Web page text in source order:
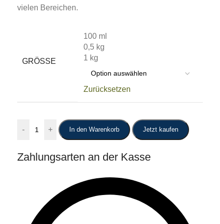
vielen Bereichen.
GRÖSSE
100 ml
0,5 kg
1 kg
Zurücksetzen
- + In den Warenkorb Jetzt kaufen
Zahlungsarten an der Kasse